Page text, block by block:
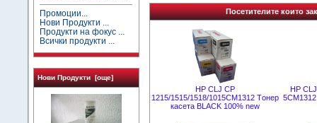
Промоции...
Нови Продукти ...
Продукти на фокус ...
Всички продукти ...
Нови Продукти [още]
Посетителите които
HP CLJ CP
1215/1515/1518/1015CM1312 Tонер
касета BLACK 100% new
HP